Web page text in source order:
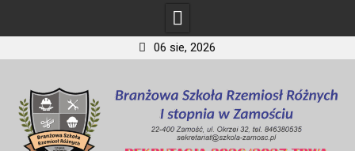
06 sie, 2026
content